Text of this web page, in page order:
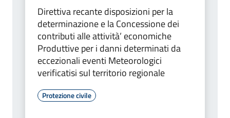
Direttiva recante disposizioni per la
determinazione e la Concessione dei
contributi alle attività’ economiche
Produttive per i danni determinati da
eccezionali eventi Meteorologici
verificatisi sul territorio regionale
Protezione civile